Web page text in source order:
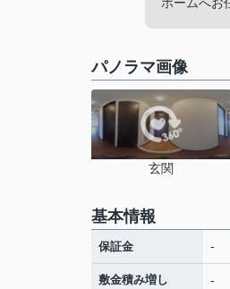
パノラマ画像
玄関
基本情報
保証金 -
敷金積み増し -